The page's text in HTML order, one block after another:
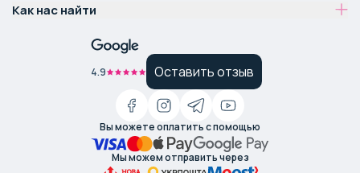
Как нас найти
4.9 Оставить отзыв
Вы можете оплатить с помощью
Мы можем отправить через